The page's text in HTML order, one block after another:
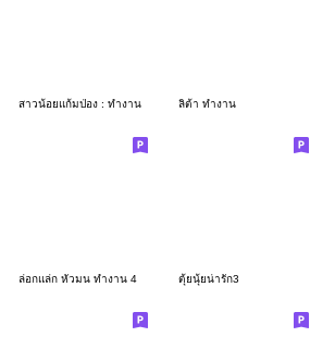
สาวน้อยแก้มป่อง : ทำงาน ลิต้า ทำงาน
ล่อกแล่ก หัวมน ทำงาน 4 ตุ้ยนุ้ยน่ารัก3